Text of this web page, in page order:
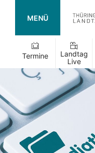
MENÜ
Termine
Landtag
Live